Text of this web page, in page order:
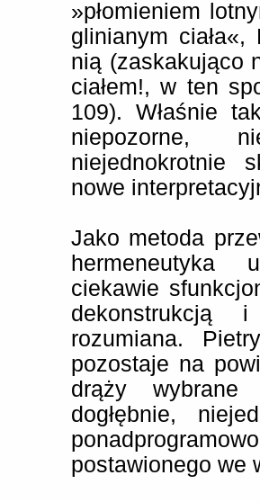
»płomieniem
glinianym ciała«,
nią (zaskakująco
ciałem!, w ten
109). Właśnie
niepozorne,
niejednokrotnie
nowe
Jako metoda
hermeneutyka
ciekawie
dekonstrukcją
rozumiana.
pozostaje na
drąży
dogłębnie,
postawionego we